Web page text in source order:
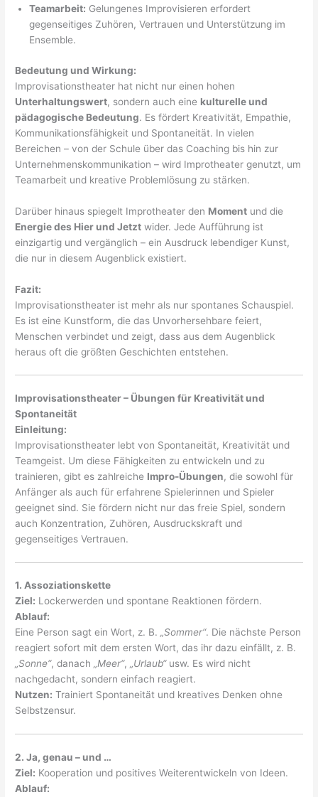
Teamarbeit: Gelungenes Improvisieren erfordert
gegenseitiges Zuhören, Vertrauen und Unterstützung im
Ensemble.
Bedeutung und Wirkung:
Improvisationstheater hat nicht nur einen hohen
Unterhaltungswert, sondern auch eine kulturelle und
pädagogische Bedeutung. Es fördert Kreativität, Empathie,
Kommunikationsfähigkeit und Spontaneität. In vielen
Bereichen – von der Schule über das Coaching bis hin zur
Unternehmenskommunikation – wird Improtheater genutzt, um
Teamarbeit und kreative Problemlösung zu stärken.
Darüber hinaus spiegelt Improtheater den Moment und die
Energie des Hier und Jetzt wider. Jede Aufführung ist
einzigartig und vergänglich – ein Ausdruck lebendiger Kunst,
die nur in diesem Augenblick existiert.
Fazit:
Improvisationstheater ist mehr als nur spontanes Schauspiel.
Es ist eine Kunstform, die das Unvorhersehbare feiert,
Menschen verbindet und zeigt, dass aus dem Augenblick
heraus oft die größten Geschichten entstehen.
Improvisationstheater – Übungen für Kreativität und
Spontaneität
Einleitung:
Improvisationstheater lebt von Spontaneität, Kreativität und
Teamgeist. Um diese Fähigkeiten zu entwickeln und zu
trainieren, gibt es zahlreiche Impro-Übungen, die sowohl für
Anfänger als auch für erfahrene Spielerinnen und Spieler
geeignet sind. Sie fördern nicht nur das freie Spiel, sondern
auch Konzentration, Zuhören, Ausdruckskraft und
gegenseitiges Vertrauen.
1. Assoziationskette
Ziel: Lockerwerden und spontane Reaktionen fördern.
Ablauf:
Eine Person sagt ein Wort, z. B.„Sommer“. Die nächste Person
reagiert sofort mit dem ersten Wort, das ihr dazu einfällt, z. B.
„Sonne“, danach„Meer“,„Urlaub“usw. Es wird nicht
nachgedacht, sondern einfach reagiert.
Nutzen: Trainiert Spontaneität und kreatives Denken ohne
Selbstzensur.
2. Ja, genau – und …
Ziel: Kooperation und positives Weiterentwickeln von Ideen.
Ablauf: